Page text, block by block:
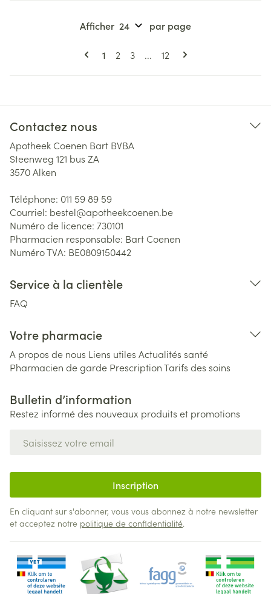
Vous lisez actuellement la page
1 Page
2 Page
3 ... Page
12
Afficher par page
Contactez nous
Apotheek Coenen Bart BVBA
Steenweg 121 bus ZA
3570Alken
Téléphone: 011 59 89 59
Courriel: bestel@apotheekcoenen.be
Numéro de licence: 730101
Pharmacien responsable: Bart Coenen
Numéro TVA: BE0809150442
Service à la clientèle
FAQ
Votre pharmacie
A propos de nous Liens utiles Actualités santé
Pharmacien de garde PrescriptionTarifs des soins
Bulletin d’information
Restez informé des nouveaux produits et promotions
Inscription
En cliquant sur s'abonner, vous vous abonnez à notre newsletter
et acceptez notre politique de confidentialité.